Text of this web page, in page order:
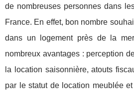
de nombreuses personnes dans
France. En effet, bon nombre
dans un logement près de la
nombreux avantages : perception
la location saisonnière, atouts
par le statut de location meublée